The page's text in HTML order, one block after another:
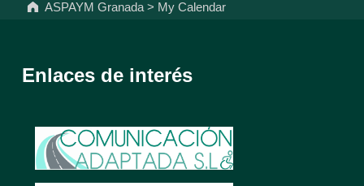
ASPAYM Granada > My Calendar
Enlaces de interés